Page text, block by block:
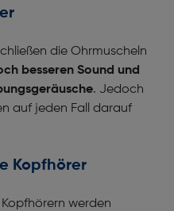
die Ohrmuscheln
besseren Sound und
. Jedoch
auf jeden Fall darauf
Kopfhörer
werden